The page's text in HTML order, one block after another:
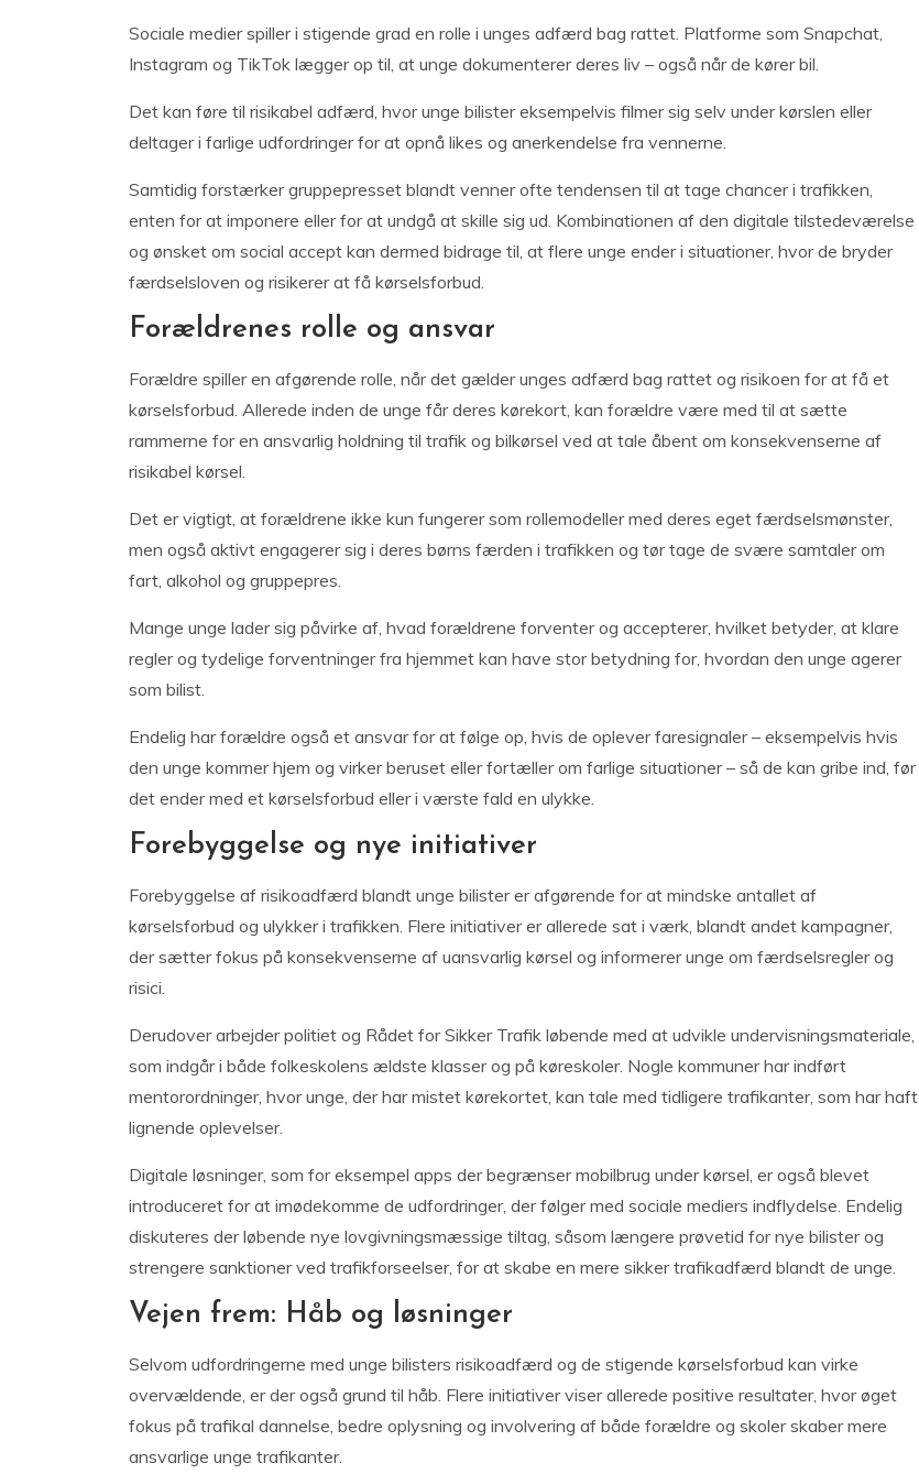
Sociale medier spiller i stigende grad en rolle i unges adfærd bag rattet. Platforme som Snapchat,
Instagram og TikTok lægger op til, at unge dokumenterer deres liv – også når de kører bil.
Det kan føre til risikabel adfærd, hvor unge bilister eksempelvis filmer sig selv under kørslen eller
deltager i farlige udfordringer for at opnå likes og anerkendelse fra vennerne.
Samtidig forstærker gruppepresset blandt venner ofte tendensen til at tage chancer i trafikken,
enten for at imponere eller for at undgå at skille sig ud. Kombinationen af den digitale tilstedeværelse
og ønsket om social accept kan dermed bidrage til, at flere unge ender i situationer, hvor de bryder
færdselsloven og risikerer at få kørselsforbud.
Forældrenes rolle og ansvar
Forældre spiller en afgørende rolle, når det gælder unges adfærd bag rattet og risikoen for at få et
kørselsforbud. Allerede inden de unge får deres kørekort, kan forældre være med til at sætte
rammerne for en ansvarlig holdning til trafik og bilkørsel ved at tale åbent om konsekvenserne af
risikabel kørsel.
Det er vigtigt, at forældrene ikke kun fungerer som rollemodeller med deres eget færdselsmønster,
men også aktivt engagerer sig i deres børns færden i trafikken og tør tage de svære samtaler om
fart, alkohol og gruppepres.
Mange unge lader sig påvirke af, hvad forældrene forventer og accepterer, hvilket betyder, at klare
regler og tydelige forventninger fra hjemmet kan have stor betydning for, hvordan den unge agerer
som bilist.
Endelig har forældre også et ansvar for at følge op, hvis de oplever faresignaler – eksempelvis hvis
den unge kommer hjem og virker beruset eller fortæller om farlige situationer – så de kan gribe ind, før
det ender med et kørselsforbud eller i værste fald en ulykke.
Forebyggelse og nye initiativer
Forebyggelse af risikoadfærd blandt unge bilister er afgørende for at mindske antallet af
kørselsforbud og ulykker i trafikken. Flere initiativer er allerede sat i værk, blandt andet kampagner,
der sætter fokus på konsekvenserne af uansvarlig kørsel og informerer unge om færdselsregler og
risici.
Derudover arbejder politiet og Rådet for Sikker Trafik løbende med at udvikle undervisningsmateriale,
som indgår i både folkeskolens ældste klasser og på køreskoler. Nogle kommuner har indført
mentorordninger, hvor unge, der har mistet kørekortet, kan tale med tidligere trafikanter, som har haft
lignende oplevelser.
Digitale løsninger, som for eksempel apps der begrænser mobilbrug under kørsel, er også blevet
introduceret for at imødekomme de udfordringer, der følger med sociale mediers indflydelse. Endelig
diskuteres der løbende nye lovgivningsmæssige tiltag, såsom længere prøvetid for nye bilister og
strengere sanktioner ved trafikforseelser, for at skabe en mere sikker trafikadfærd blandt de unge.
Vejen frem: Håb og løsninger
Selvom udfordringerne med unge bilisters risikoadfærd og de stigende kørselsforbud kan virke
overvældende, er der også grund til håb. Flere initiativer viser allerede positive resultater, hvor øget
fokus på trafikal dannelse, bedre oplysning og involvering af både forældre og skoler skaber mere
ansvarlige unge trafikanter.